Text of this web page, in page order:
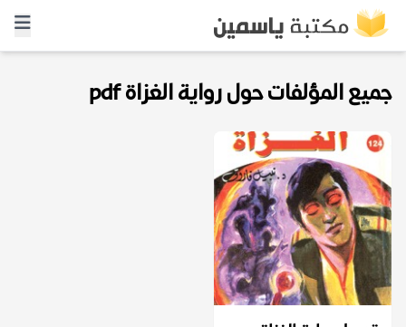
جميع المؤلفات حول رواية الغزاة pdf